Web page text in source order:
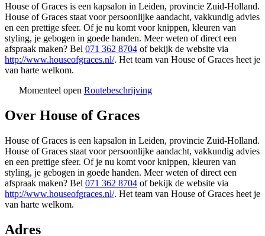
House of Graces is een kapsalon in Leiden, provincie Zuid-Holland.
House of Graces staat voor persoonlijke aandacht, vakkundig advies
en een prettige sfeer. Of je nu komt voor knippen, kleuren van
styling, je gebogen in goede handen. Meer weten of direct een
afspraak maken? Bel 071 362 8704 of bekijk de website via
http://www.houseofgraces.nl/. Het team van House of Graces heet je
van harte welkom.
Momenteel open Routebeschrijving
+
Over House of Graces
House of Graces is een kapsalon in Leiden, provincie Zuid-Holland.
House of Graces staat voor persoonlijke aandacht, vakkundig advies
en een prettige sfeer. Of je nu komt voor knippen, kleuren van
styling, je gebogen in goede handen. Meer weten of direct een
afspraak maken? Bel 071 362 8704 of bekijk de website via
http://www.houseofgraces.nl/. Het team van House of Graces heet je
van harte welkom.
Adres